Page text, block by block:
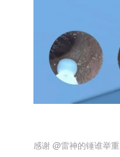
感谢 @雷神的锤谁举重